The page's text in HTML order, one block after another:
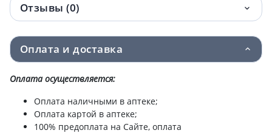
Биокон салфетки влаж фрешка д/интим
31.70 грн.
Доктор Биокон спрей антисептический д/
34.70 грн.
Доктор Биокон спрей антисептический д/
рук пантенол и розмарин 50 мл
Отзывы (0)
Оплата и доставка
Оплата осуществляется:
Оплата наличными в аптеке;
Оплата картой в аптеке;
100% предоплата на Сайте, оплата